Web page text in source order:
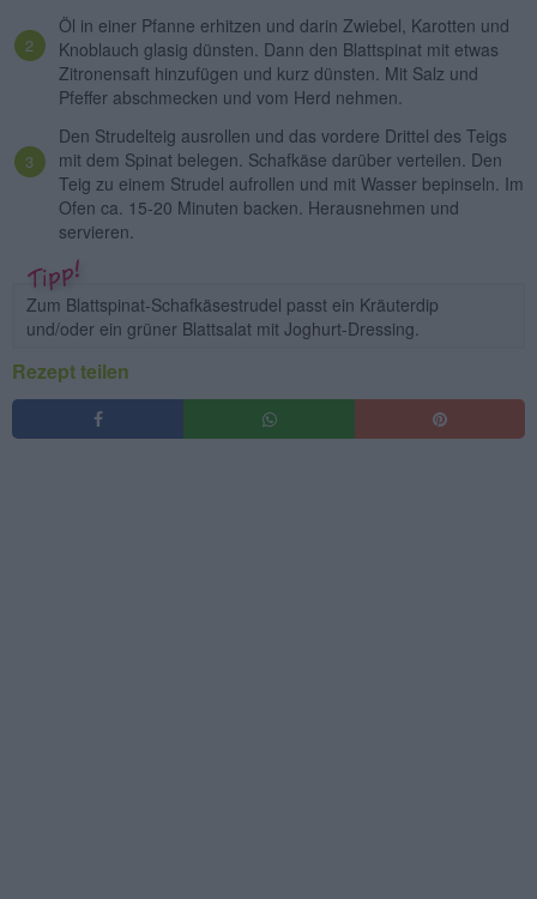
Öl in einer Pfanne erhitzen und darin Zwiebel, Karotten und
Knoblauch glasig dünsten. Dann den Blattspinat mit etwas
Zitronensaft hinzufügen und kurz dünsten. Mit Salz und
Pfeffer abschmecken und vom Herd nehmen.
Den Strudelteig ausrollen und das vordere Drittel des Teigs
mit dem Spinat belegen. Schafkäse darüber verteilen. Den
Teig zu einem Strudel aufrollen und mit Wasser bepinseln. Im
Ofen ca. 15-20 Minuten backen. Herausnehmen und
servieren.
Zum Blattspinat-Schafkäsestrudel passt ein Kräuterdip
und/oder ein grüner Blattsalat mit Joghurt-Dressing.
Rezept teilen